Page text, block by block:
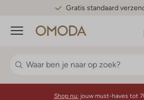
Gratis standaard
Menu
Shop nu: jouw must-haves tot